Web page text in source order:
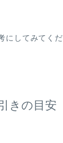
にしてみてくだ
きの目安